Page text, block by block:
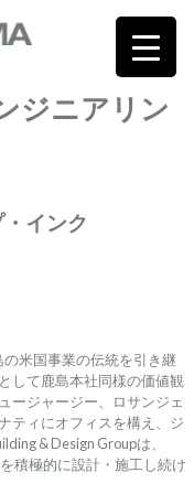
ジニアリン
インク
の米国事業の伝統を引き継
して鹿島本社同様の価値観
ージャージー、ロサンジェ
ティにオフィスを構え、ジ
& Design Groupは、
積極的に設計・施工し続け